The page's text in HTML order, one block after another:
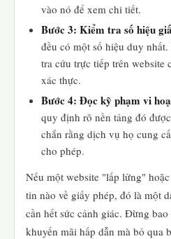
vào nó để xem chi tiết.
Bước 3: Kiểm tra số hiệu
đều có một số hiệu duy
tra cứu trực tiếp trên website
xác thực.
Bước 4: Đọc kỹ phạm vi
quy định rõ nền tảng đó
chắn rằng dịch vụ họ cung
cho phép.
Nếu một website "lấp lửng"
tin nào về giấy phép, đó là một
cần hết sức cảnh giác. Đừng
khuyến mãi hấp dẫn mà bỏ qua